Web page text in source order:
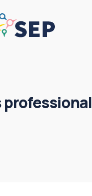
professional